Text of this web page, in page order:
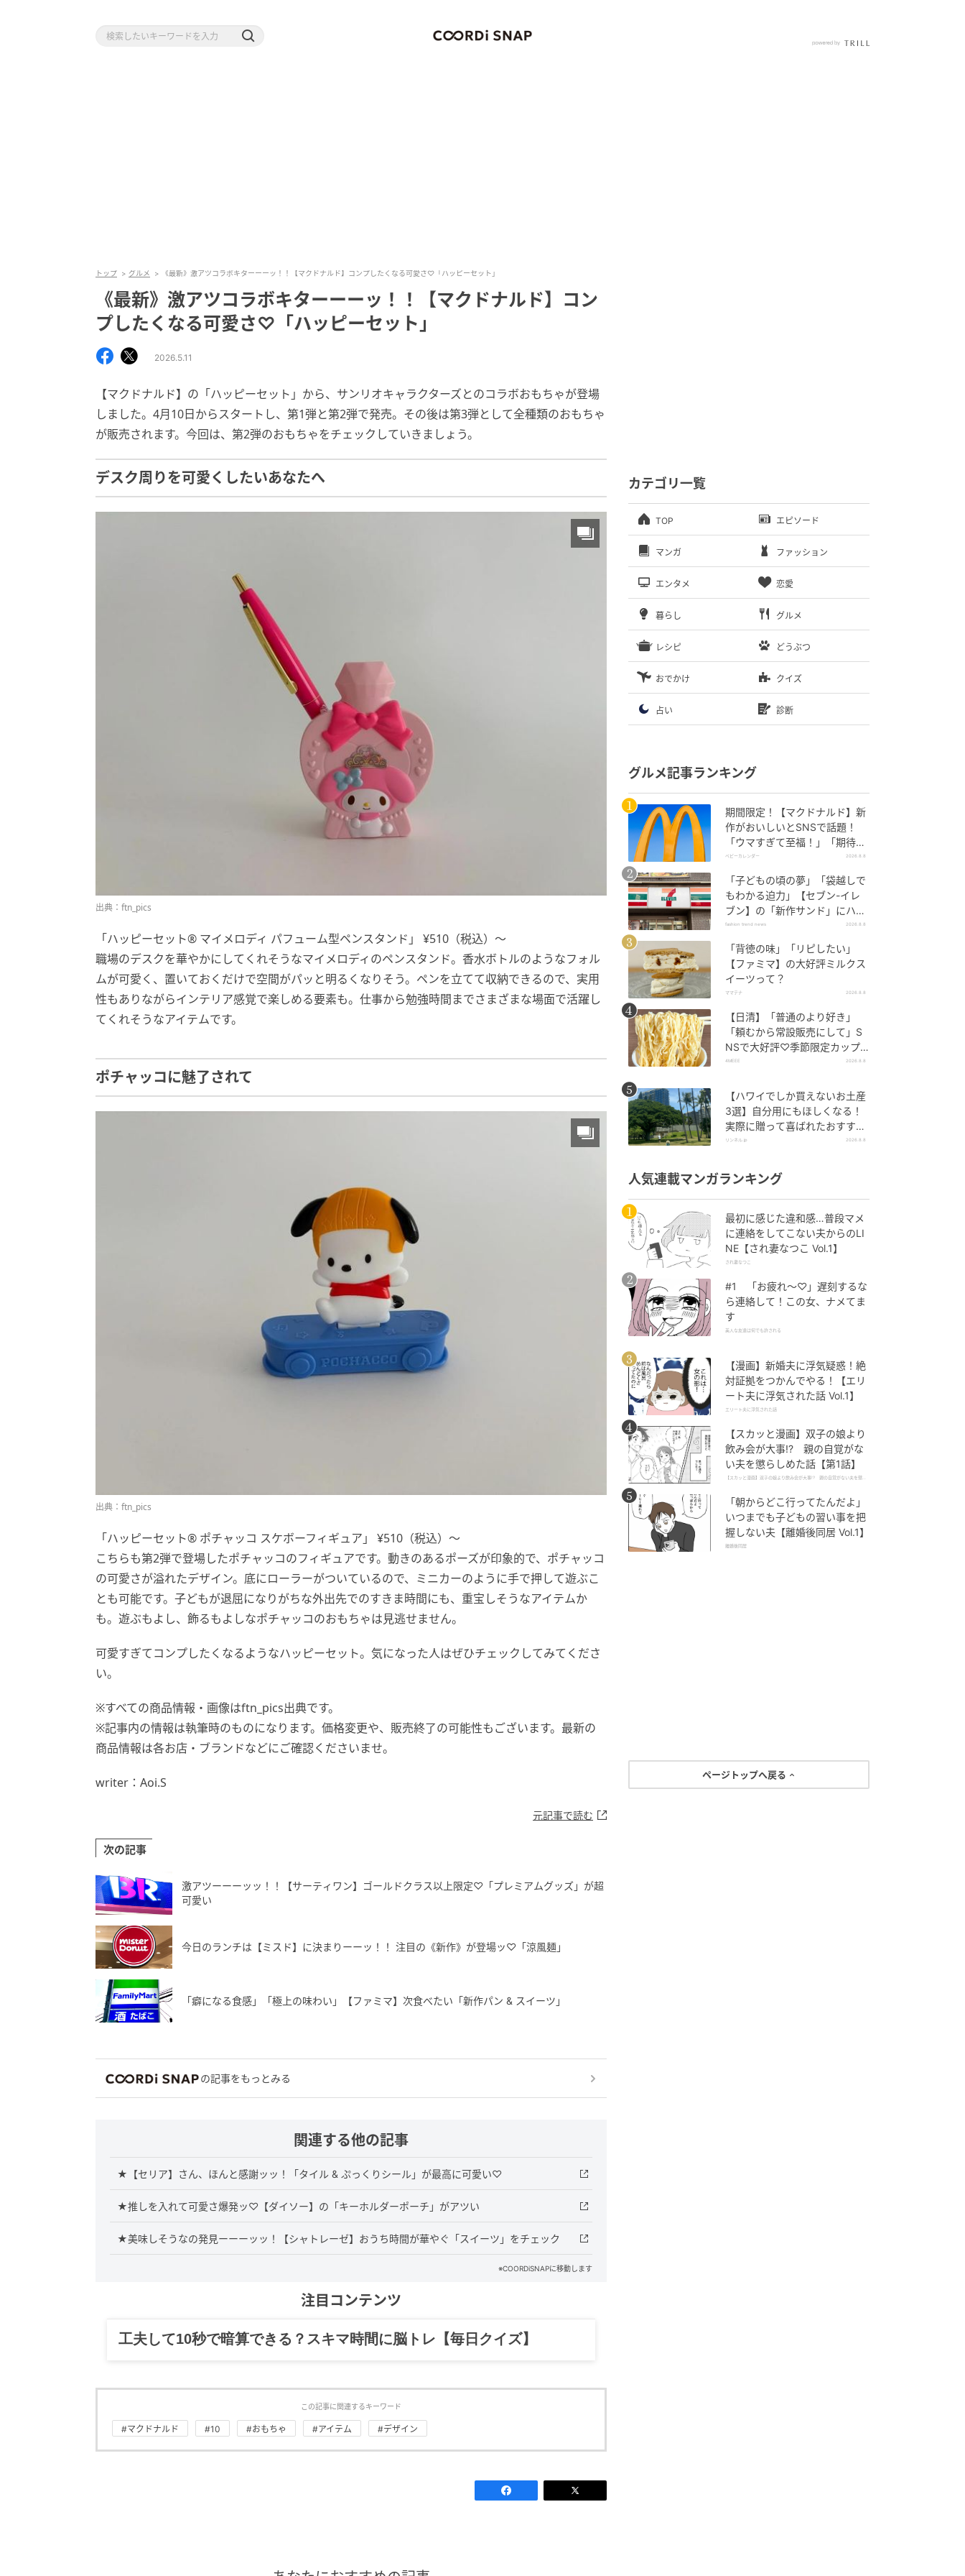
トップ グルメ 《最新》激アツコラボキターーーッ！！【マクドナルド】コンプしたくなる可愛さ♡「ハッピーセット」
《最新》激アツコラボキターーーッ！！【マクドナルド】コン
プしたくなる可愛さ♡「ハッピーセット」
2026.5.11
【マクドナルド】の「ハッピーセット」から、サンリオキャラクターズとのコラボおもちゃが登場
しました。4月10日からスタートし、第1弾と第2弾で発売。その後は第3弾として全種類のおもちゃ
が販売されます。今回は、第2弾のおもちゃをチェックしていきましょう。
デスク周りを可愛くしたいあなたへ
出典：ftn_pics
「ハッピーセット® マイメロディ パフューム型ペンスタンド」 ¥510（税込）〜
職場のデスクを華やかにしてくれそうなマイメロディのペンスタンド。香水ボトルのようなフォル
ムが可愛く、置いておくだけで空間がパッと明るくなりそう。ペンを立てて収納できるので、実用
性もありながらインテリア感覚で楽しめる要素も。仕事から勉強時間までさまざまな場面で活躍し
てくれそうなアイテムです。
ポチャッコに魅了されて
出典：ftn_pics
「ハッピーセット® ポチャッコ スケボーフィギュア」 ¥510（税込）〜
こちらも第2弾で登場したポチャッコのフィギュアです。動きのあるポーズが印象的で、ポチャッコ
の可愛さが溢れたデザイン。底にローラーがついているので、ミニカーのように手で押して遊ぶこ
とも可能です。子どもが退屈になりがちな外出先でのすきま時間にも、重宝しそうなアイテムか
も。遊ぶもよし、飾るもよしなポチャッコのおもちゃは見逃せません。
可愛すぎてコンプしたくなるようなハッピーセット。気になった人はぜひチェックしてみてくださ
い。
※すべての商品情報・画像はftn_pics出典です。
※記事内の情報は執筆時のものになります。価格変更や、販売終了の可能性もございます。最新の
商品情報は各お店・ブランドなどにご確認くださいませ。
writer：Aoi.S
元記事で読む
次の記事
激アツーーーッッ！！【サーティワン】ゴールドクラス以上限定♡「プレミアムグッズ」が超
可愛い
今日のランチは【ミスド】に決まりーーッ！！ 注目の《新作》が登場ッ♡「涼風麺」
「癖になる食感」「極上の味わい」【ファミマ】次食べたい「新作パン & スイーツ」
の記事をもっとみる
関連する他の記事
★【セリア】さん、ほんと感謝ッッ！「タイル & ぷっくりシール」が最高に可愛い♡
★推しを入れて可愛さ爆発ッ♡【ダイソー】の「キーホルダーポーチ」がアツい
★美味しそうなの発見ーーーッッ！【シャトレーゼ】おうち時間が華やぐ「スイーツ」をチェック
※COORDiSNAPに移動します
注目コンテンツ
グルメ、ギャグ、子育て、旅行記……全部、読めます。
この記事に関連するキーワード
#マクドナルド #10 #おもちゃ #アイテム #デザイン
カテゴリ一覧
TOP エピソード
マンガ ファッション
エンタメ 恋愛
暮らし グルメ
レシピ どうぶつ
おでかけ クイズ
占い 診断
グルメ記事ランキング
期間限定！【マクドナルド】新
作がおいしいとSNSで話題！
「ウマすぎて至福！」「期待以
上♡」
ベビーカレンダー 2026.8.8
「子どもの頃の夢」「袋越しで
もわかる迫力」【セブン-イレ
ブン】の「新作サンド」にハマ
りそう！
fashion trend news 2026.8.8
「背徳の味」「リピしたい」
【ファミマ】の大好評ミルクス
イーツって？
ママテナ 2026.8.8
【日清】「普通のより好き」
「頼むから常設販売にして」S
NSで大好評♡季節限定カップ
ヌードルが発売中！
4MEEE 2026.8.8
【ハワイでしか買えないお土産
3選】自分用にもほしくなる！
実際に贈って喜ばれたおすすめ
はこれ！
リンネル.jp 2026.8.8
人気連載マンガランキング
最初に感じた違和感…普段マメ
に連絡をしてこない夫からのLI
NE【され妻なつこ Vol.1】
され妻なつこ
#1 「お疲れ〜♡」遅刻するな
ら連絡して！この女、ナメてま
す
美人な友達は何でも許される
【漫画】新婚夫に浮気疑惑！絶
対証拠をつかんでやる！【エリ
ート夫に浮気された話 Vol.1】
エリート夫に浮気された話
【スカッと漫画】双子の娘より
飲み会が大事!? 親の自覚がな
い夫を懲らしめた話【第1話】
【スカッと漫画】双子の娘より飲み会が大事!? 親の自覚がない夫を懲ら
「朝からどこ行ってたんだよ」
いつまでも子どもの習い事を把
握しない夫【離婚後同居 Vol.1】
離婚後同居
ページトップへ戻る